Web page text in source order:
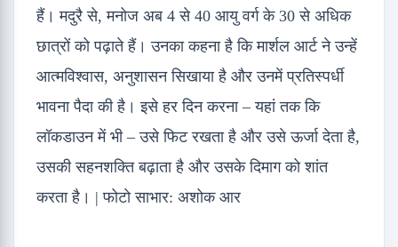
हैं। मदुरै से, मनोज अब 4 से 40 आयु वर्ग के 30 से अधिक
छात्रों को पढ़ाते हैं। उनका कहना है कि मार्शल आर्ट ने उन्हें
आत्मविश्वास, अनुशासन सिखाया है और उनमें प्रतिस्पर्धी
भावना पैदा की है। इसे हर दिन करना – यहां तक ​​कि
लॉकडाउन में भी – उसे फिट रखता है और उसे ऊर्जा देता है,
उसकी सहनशक्ति बढ़ाता है और उसके दिमाग को शांत
करता है। | फोटो साभार: अशोक आर